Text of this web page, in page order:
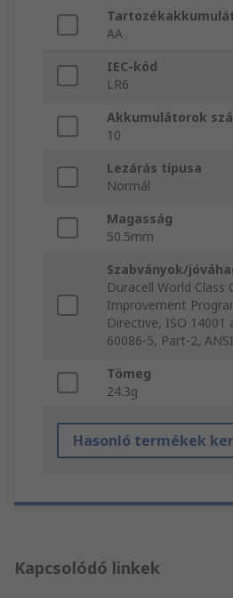
AA
IEC-kód
LR6
Akkumulátorok
10
Lezárás típusa
Normál
Magasság
50.5mm
Szabványok/
Duracell World Class
Improvement
Directive, ISO 14001
60086-5, Part-2,
Tömeg
24.3g
Hasonló termékek
Kapcsolódó linkek